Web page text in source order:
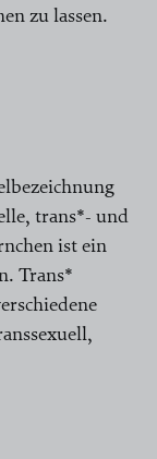
zu lassen.
trans*- und
ist ein
Trans*